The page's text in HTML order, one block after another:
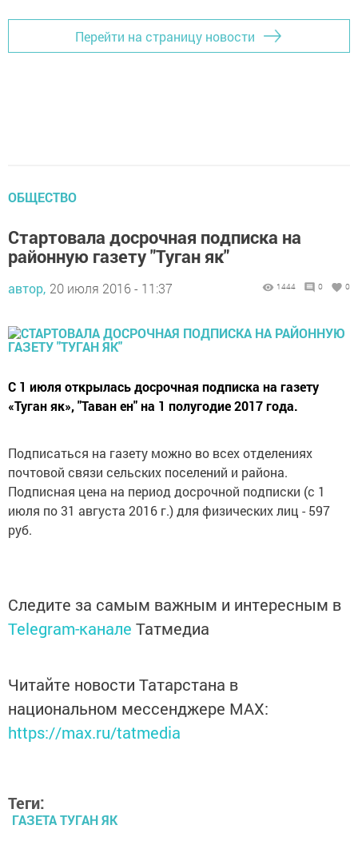
Перейти на страницу новости
ОБЩЕСТВО
Стартовала досрочная подписка на
районную газету "Туган як"
автор, 20 июля 2016 - 11:37 1444 0 0
С 1 июля открылась досрочная подписка на газету
«Туган як», "Таван ен" на 1 полугодие 2017 года.
Подписаться на газету можно во всех отделениях
почтовой связи сельских поселений и района.
Подписная цена на период досрочной подписки (с 1
июля по 31 августа 2016 г.) для физических лиц - 597
руб.
Следите за самым важным и интересным в
Telegram-канале Татмедиа
Читайте новости Татарстана в
национальном мессенджере MАХ:
https://max.ru/tatmedia
Теги:
ГАЗЕТА ТУГАН ЯК